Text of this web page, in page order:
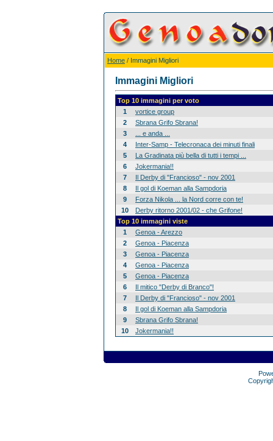
Home / Immagini Migliori
Immagini Migliori
Top 10 immagini per voto
1
vortice group
2
Sbrana Grifo Sbrana!
3
... e anda ...
4
Inter-Samp - Telecronaca dei minuti finali
5
La Gradinata più bella di tutti i tempi ...
6
Jokermania!!
7
Il Derby di "Francioso" - nov 2001
8
Il gol di Koeman alla Sampdoria
9
Forza Nikola ... la Nord corre con te!
10
Derby ritorno 2001/02 - che Grifone!
Top 10 immagini viste
1
Genoa - Arezzo
2
Genoa - Piacenza
3
Genoa - Piacenza
4
Genoa - Piacenza
5
Genoa - Piacenza
6
Il mitico "Derby di Branco"!
7
Il Derby di "Francioso" - nov 2001
8
Il gol di Koeman alla Sampdoria
9
Sbrana Grifo Sbrana!
10
Jokermania!!